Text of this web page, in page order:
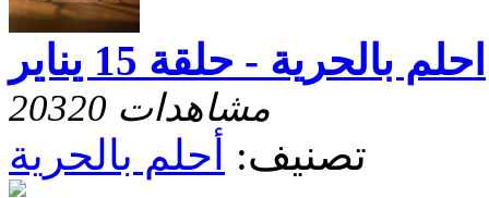
احلم بالحرية - حلقة 15 يناير
20320 مشاهدات
تصنيف: أحلم بالحرية